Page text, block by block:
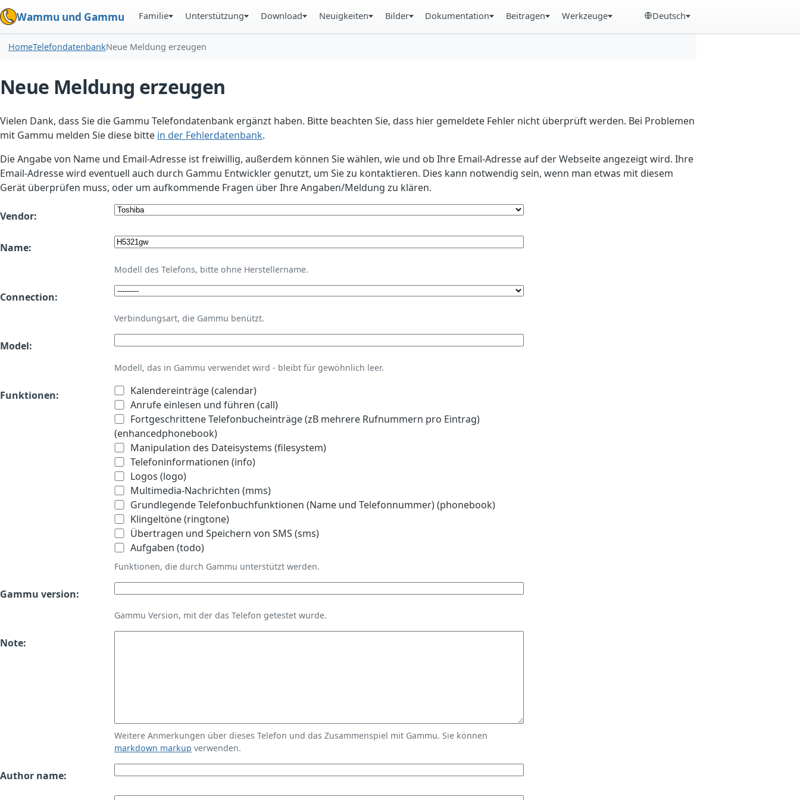
Wammu und Gammu Familie Unterstützung Download Neuigkeiten Bilder Dokumentation Beitragen Werkzeuge Deutsch
HomeTelefondatenbankNeue Meldung erzeugen
Neue Meldung erzeugen
Vielen Dank, dass Sie die Gammu Telefondatenbank ergänzt haben. Bitte beachten Sie, dass hier gemeldete Fehler nicht überprüft werden. Bei Problemen
mit Gammu melden Sie diese bitte in der Fehlerdatenbank.
Die Angabe von Name und Email-Adresse ist freiwillig, außerdem können Sie wählen, wie und ob Ihre Email-Adresse auf der Webseite angezeigt wird. Ihre
Email-Adresse wird eventuell auch durch Gammu Entwickler genutzt, um Sie zu kontaktieren. Dies kann notwendig sein, wenn man etwas mit diesem
Gerät überprüfen muss, oder um aufkommende Fragen über Ihre Angaben/Meldung zu klären.
Vendor:
Name:
Modell des Telefons, bitte ohne Herstellername.
Connection:
Verbindungsart, die Gammu benützt.
Model:
Modell, das in Gammu verwendet wird - bleibt für gewöhnlich leer.
Funktionen:
Kalendereinträge (calendar)
Anrufe einlesen und führen (call)
Fortgeschrittene Telefonbucheinträge (zB mehrere Rufnummern pro Eintrag)
(enhancedphonebook)
Manipulation des Dateisystems (filesystem)
Telefoninformationen (info)
Logos (logo)
Multimedia-Nachrichten (mms)
Grundlegende Telefonbuchfunktionen (Name und Telefonnummer) (phonebook)
Klingeltöne (ringtone)
Übertragen und Speichern von SMS (sms)
Aufgaben (todo)
Funktionen, die durch Gammu unterstützt werden.
Gammu version:
Gammu Version, mit der das Telefon getestet wurde.
Note:
Weitere Anmerkungen über dieses Telefon und das Zusammenspiel mit Gammu. Sie können
markdown markup verwenden.
Author name: